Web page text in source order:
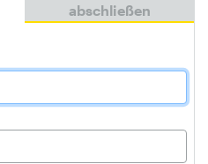
abschließen